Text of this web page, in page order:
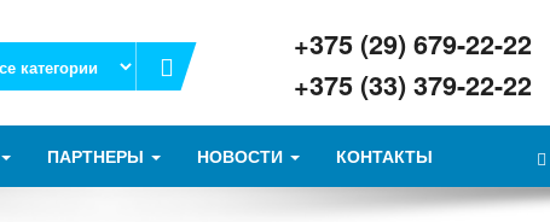
+375 (29) 679-22-22
+375 (33) 379-22-22
ПАРТНЕРЫ НОВОСТИ КОНТАКТЫ